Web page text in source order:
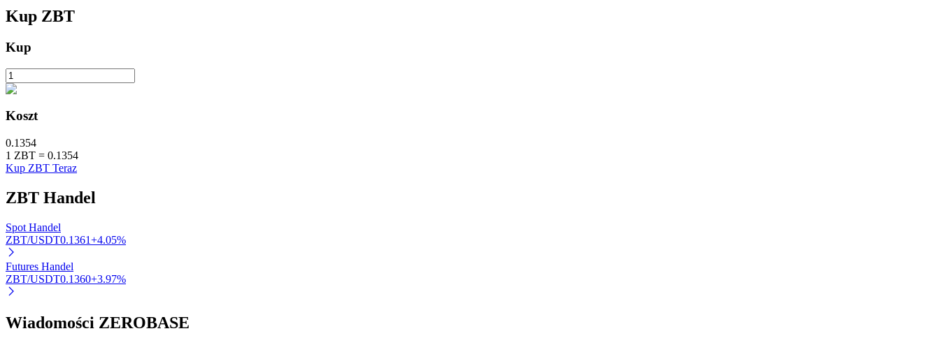
Wysokie zyski i natychmiastowy dostęp
Elastyczne stawianie zakładów, aby zarabiać na popularnych tokenach
Kup ZBT
Kup
Koszt
0.1354
1 ZBT = 0.1354
Kup ZBT Teraz
ZBT Handel
Spot Handel
ZBT/USDT0.1361+4.05%
Futures Handel
ZBT/USDT0.1360+3.97%
Wiadomości ZEROBASE